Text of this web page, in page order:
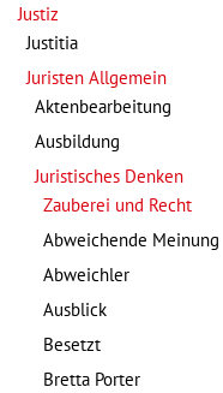
Justiz
Justitia
Juristen Allgemein
Aktenbearbeitung
Ausbildung
Juristisches Denken
Zauberei und Recht
Abweichende Meinung
Abweichler
Ausblick
Besetzt
Bretta Porter